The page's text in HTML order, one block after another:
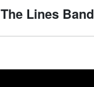
The Lines Band